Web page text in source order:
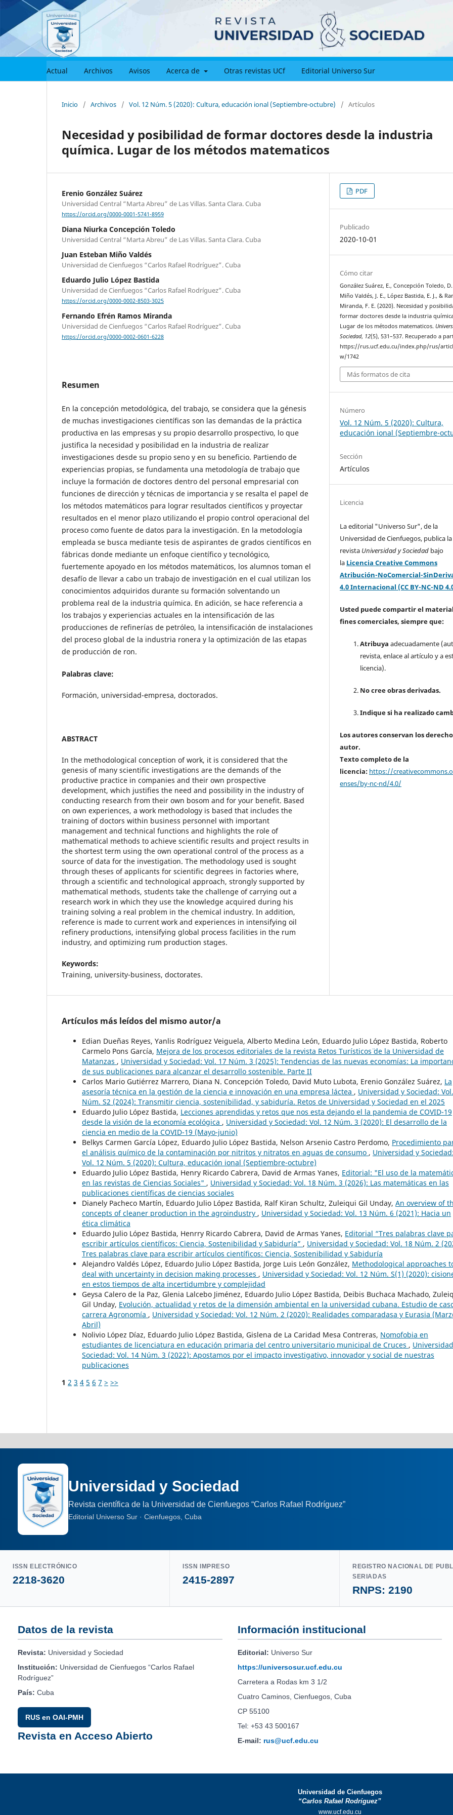
Actual Archivos Avisos Acerca de Otras revistas UCf Editorial Universo Sur
Inicio / Archivos / Vol. 12 Núm. 5 (2020): Cultura, educación ional (Septiembre-octubre) / Artículos
Necesidad y posibilidad de formar doctores desde la industria
química. Lugar de los métodos matematicos
Erenio González Suárez
Universidad Central “Marta Abreu” de Las Villas. Santa Clara. Cuba
https://orcid.org/0000-0001-5741-8959
Diana Niurka Concepción Toledo
Universidad Central “Marta Abreu” de Las Villas. Santa Clara. Cuba
Juan Esteban Miño Valdés
Universidad de Cienfuegos “Carlos Rafael Rodríguez”. Cuba
Eduardo Julio López Bastida
Universidad de Cienfuegos “Carlos Rafael Rodríguez”. Cuba
https://orcid.org/0000-0002-8503-3025
Fernando Efrén Ramos Miranda
Universidad de Cienfuegos “Carlos Rafael Rodríguez”. Cuba
https://orcid.org/0000-0002-0601-6228
Resumen
En la concepción metodológica, del trabajo, se considera que la génesis
de muchas investigaciones científicas son las demandas de la práctica
productiva en las empresas y su propio desarrollo prospectivo, lo que
justifica la necesidad y posibilidad en la industria de realizar
investigaciones desde su propio seno y en su beneficio. Partiendo de
experiencias propias, se fundamenta una metodología de trabajo que
incluye la formación de doctores dentro del personal empresarial con
funciones de dirección y técnicas de importancia y se resalta el papel de
los métodos matemáticos para lograr resultados científicos y proyectar
resultados en el menor plazo utilizando el propio control operacional del
proceso como fuente de datos para la investigación. En la metodología
empleada se busca mediante tesis de aspirantes de grados científicos en
fábricas donde mediante un enfoque científico y tecnológico,
fuertemente apoyado en los métodos matemáticos, los alumnos toman el
desafío de llevar a cabo un trabajo de investigación en el cual utilizan los
conocimientos adquiridos durante su formación solventando un
problema real de la industria química. En adición, se hace referencia a
los trabajos y experiencias actuales en la intensificación de las
producciones de refinerías de petróleo, la intensificación de instalaciones
del proceso global de la industria ronera y la optimización de las etapas
de producción de ron.
Palabras clave:
Formación, universidad-empresa, doctorados.
ABSTRACT
In the methodological conception of work, it is considered that the
genesis of many scientific investigations are the demands of the
productive practice in companies and their own prospective
development, which justifies the need and possibility in the industry of
conducting research from their own bosom and for your benefit. Based
on own experiences, a work methodology is based that includes the
training of doctors within business personnel with important
management and technical functions and highlights the role of
mathematical methods to achieve scientific results and project results in
the shortest term using the own operational control of the process as a
source of data for the investigation. The methodology used is sought
through theses of applicants for scientific degrees in factories where,
through a scientific and technological approach, strongly supported by
mathematical methods, students take the challenge of carrying out a
research work in which they use the knowledge acquired during his
training solving a real problem in the chemical industry. In addition,
reference is made to current work and experiences in intensifying oil
refinery productions, intensifying global process facilities in the rum
industry, and optimizing rum production stages.
Keywords:
Training, university-business, doctorates.
PDF
Publicado
2020-10-01
Cómo citar
González Suárez, E., Concepción Toledo, D.
Miño Valdés, J. E., López Bastida, E. J., &
Miranda, F. E. (2020). Necesidad y
formar doctores desde la industria
Lugar de los métodos matematicos.
Sociedad, 12(5), 531–537. Recuperado a
https://rus.ucf.edu.cu/index.php/rus/
w/1742
Más formatos de cita
Número
Vol. 12 Núm. 5 (2020): Cultura,
educación ional (Septiembre-
Sección
Artículos
Licencia
La editorial "Universo Sur", de la
Universidad de Cienfuegos, publica la
revista Universidad y Sociedad bajo
la Licencia Creative Commons
Atribución-NoComercial-
4.0 Internacional (CC BY-NC-ND
Usted puede compartir el
fines comerciales, siempre que:
Atribuya adecuadamente
revista, enlace al artículo y a
licencia).
No cree obras derivadas.
Indique si ha realizado
Los autores conservan los
autor.
Texto completo de la
licencia: https://
enses/by-nc-nd/4.0/
Artículos más leídos del mismo autor/a
Edian Dueñas Reyes, Yanlis Rodríguez Veiguela, Alberto Medina León, Eduardo Julio López Bastida, Roberto
Carmelo Pons García, Mejora de los procesos editoriales de la revista ¨Retos Turísticos¨ de la Universidad de
Matanzas , Universidad y Sociedad: Vol. 17 Núm. 3 (2025): Tendencias de las nuevas economías: La
de sus publicaciones para alcanzar el desarrollo sostenible. Parte II
Carlos Mario Gutiérrez Marrero, Diana N. Concepción Toledo, David Muto Lubota, Erenio González Suárez, La
asesoría técnica en la gestión de la ciencia e innovación en una empresa láctea , Universidad y Sociedad:
Núm. S2 (2024): Transmitir ciencia, sostenibilidad, y sabiduría. Retos de Universidad y Sociedad en el 2025
Eduardo Julio López Bastida, Lecciones aprendidas y retos que nos esta dejando el la pandemia de COVID-19
desde la visión de la economía ecológica , Universidad y Sociedad: Vol. 12 Núm. 3 (2020): El desarrollo de la
ciencia en medio de la COVID-19 (Mayo-junio)
Belkys Carmen García López, Eduardo Julio López Bastida, Nelson Arsenio Castro Perdomo, Procedimiento
el análisis químico de la contaminación por nitritos y nitratos en aguas de consumo , Universidad y Sociedad:
Vol. 12 Núm. 5 (2020): Cultura, educación ional (Septiembre-octubre)
Eduardo Julio López Bastida, Henry Ricardo Cabrera, David de Armas Yanes, Editorial: "El uso de la
en las revistas de Ciencias Sociales" , Universidad y Sociedad: Vol. 18 Núm. 3 (2026): Las matemáticas en las
publicaciones científicas de ciencias sociales
Dianely Pacheco Martín, Eduardo Julio López Bastida, Ralf Kiran Schultz, Zuleiqui Gil Unday, An overview of
concepts of cleaner production in the agroindustry , Universidad y Sociedad: Vol. 13 Núm. 6 (2021): Hacia un
ética climática
Eduardo Julio López Bastida, Henrry Ricardo Cabrera, David de Armas Yanes, Editorial “Tres palabras clave
escribir artículos científicos: Ciencia, Sostenibilidad y Sabiduría” , Universidad y Sociedad: Vol. 18 Núm. 2
Tres palabras clave para escribir artículos científicos: Ciencia, Sostenibilidad y Sabiduría
Alejandro Valdés López, Eduardo Julio López Bastida, Jorge Luis León González, Methodological approaches
deal with uncertainty in decision making processes , Universidad y Sociedad: Vol. 12 Núm. S(1) (2020):
en estos tiempos de alta incertidumbre y complejidad
Geysa Calero de la Paz, Glenia Lalcebo Jiménez, Eduardo Julio López Bastida, Deibis Buchaca Machado,
Gil Unday, Evolución, actualidad y retos de la dimensión ambiental en la universidad cubana. Estudio de
carrera Agronomía , Universidad y Sociedad: Vol. 12 Núm. 2 (2020): Realidades comparadasa y Eurasia
Abril)
Nolivio López Díaz, Eduardo Julio López Bastida, Gislena de La Caridad Mesa Contreras, Nomofobia en
estudiantes de licenciatura en educación primaria del centro universitario municipal de Cruces ,
Sociedad: Vol. 14 Núm. 3 (2022): Apostamos por el impacto investigativo, innovador y social de nuestras
publicaciones
1 2 3 4 5 6 7 > >>
Universidad y Sociedad
Revista científica de la Universidad de Cienfuegos “Carlos Rafael Rodríguez”
Editorial Universo Sur · Cienfuegos, Cuba
ISSN ELECTRÓNICO
2218-3620
ISSN IMPRESO
2415-2897
REGISTRO NACIONAL DE
SERIADAS
RNPS: 2190
Datos de la revista
Revista: Universidad y Sociedad
Institución: Universidad de Cienfuegos “Carlos Rafael
Rodríguez”
País: Cuba
RUS en OAI-PMH
Revista en Acceso Abierto
Información institucional
Editorial: Universo Sur
https://universosur.ucf.edu.cu
Carretera a Rodas km 3 1/2
Cuatro Caminos, Cienfuegos, Cuba
CP 55100
Tel: +53 43 500167
E-mail: rus@ucf.edu.cu
Universidad de Cienfuegos
“Carlos Rafael Rodríguez”
www.ucf.edu.cu